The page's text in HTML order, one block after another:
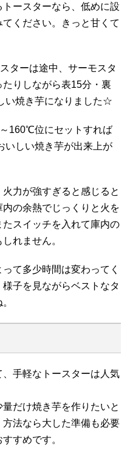
ースターなら、低めに設
ください。きっと甘くて
ターは途中、サーモスタ
りしながら表15分・裏
い焼き芋になりました☆
160℃位にセットすれば
いしい焼き芋が出来上が
力が強すぎると感じると
の余熱でじっくりと火を
スイッチを入れて庫内の
れません。
て多少時間は変わってく
子を見ながらベストなタ
手軽なトースターは人気
だけ焼き芋を作りたいと
法なら大した準備も必要
すめです。